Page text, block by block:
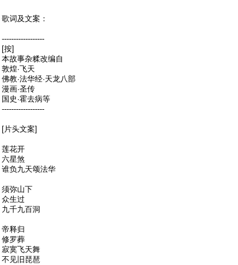
歌词及文案：
------------------
[按]
本故事杂糅改编自
敦煌·飞天
佛教·法华经·天龙八部
漫画·圣传
国史·霍去病等
------------------
[片头文案]
莲花开
六星煞
谁负九天颂法华
须弥山下
众生过
九千九百洞
帝释归
修罗葬
寂寞飞天舞
不见旧琵琶